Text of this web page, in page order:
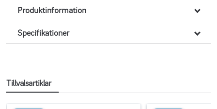
Produktinformation
Specifikationer
Tillvalsartiklar